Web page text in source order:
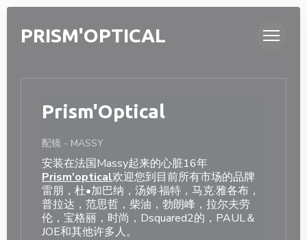
Cookie管理面板
PRISM'OPTICAL
Prism'Optical
配镜 - MASSY
安装在法国Massy起来的心脏16年
Prism'optical欢迎您到目前所有市场的品牌
雷朋，杜•加巴纳，汤姆·福特，马克·雅各布，
普拉达，范思哲，柴油，勃朗峰，拉尔夫劳
伦，宝格丽，时尚，Dsquared2的，PAUL＆
JOE和其他许多人。